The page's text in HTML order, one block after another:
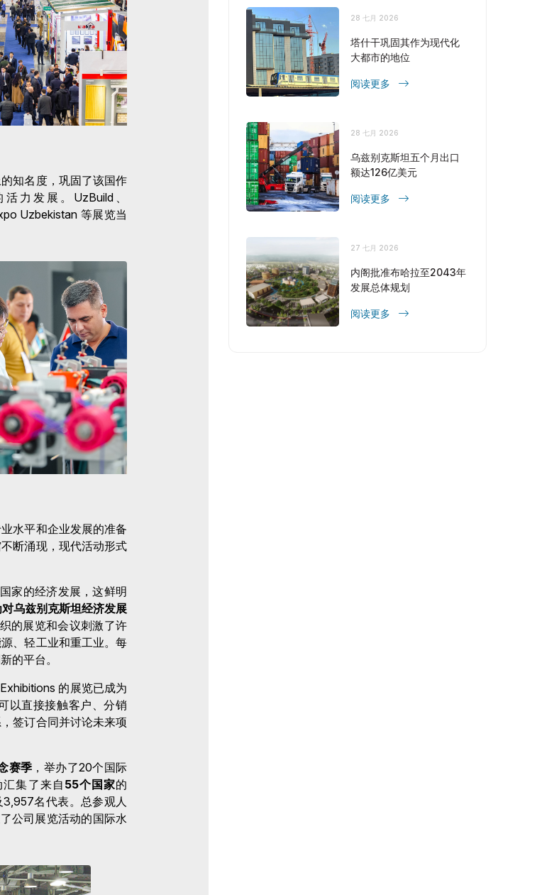
知名度，巩固了该国作
力发展。UzBuild、
Uzbekistan 等展览当
水平和企业发展的准备
断涌现，现代活动形式
家的经济发展，这鲜明
乌兹别克斯坦经济发展
的展览和会议刺激了许
、轻工业和重工业。每
的平台。
的展览已成为
以直接接触客户、分销
签订合同并讨论未来项
赛季 ，举办了20个国际
集了来自 55个国家的
名代表。总参观人
公司展览活动的国际水
28 七月 2026
塔什干巩固其作为现代化
大都市的地位
阅读更多
28 七月 2026
乌兹别克斯坦五个月出口
额达126亿美元
阅读更多
27 七月 2026
内阁批准布哈拉至2043年
发展总体规划
阅读更多